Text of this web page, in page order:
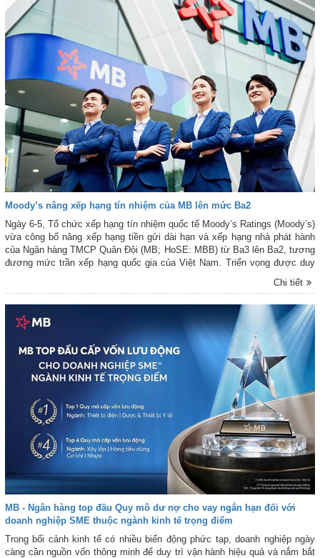
Moody’s nâng xếp hạng tín nhiệm của MB lên mức Ba2
Ngày 6-5, Tổ chức xếp hạng tín nhiệm quốc tế Moody’s Ratings (Moody’s)
vừa công bố nâng xếp hạng tiền gửi dài hạn và xếp hạng nhà phát hành
của Ngân hàng TMCP Quân Đội (MB; HoSE: MBB) từ Ba3 lên Ba2, tương
đương mức trần xếp hạng quốc gia của Việt Nam. Triển vọng được duy
Chi tiết
MB - Ngân hàng top đầu Quy mô dư nợ cho vay ngắn hạn đối với
doanh nghiệp SME thuộc ngành kinh tế trọng điểm
Trong bối cảnh kinh tế có nhiều biến động phức tạp, doanh nghiệp ngày
càng cần nguồn vốn thông minh để duy trì vận hành hiệu quả và nắm bắt